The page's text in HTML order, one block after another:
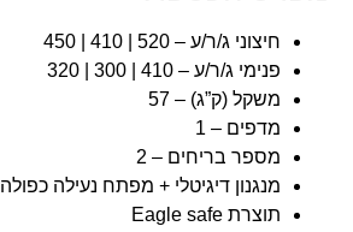
חיצוני ג/ר/ע – 520 | 410 | 450
פנימי ג/ר/ע – 410 | 300 | 320
משקל (ק”ג) – 57
מדפים – 1
מספר בריחים – 2
מנגנון דיגיטלי + מפתח נעילה כפולה
תוצרת Eagle safe